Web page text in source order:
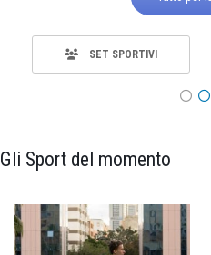
SET SPORTIVI
Gli Sport del momento